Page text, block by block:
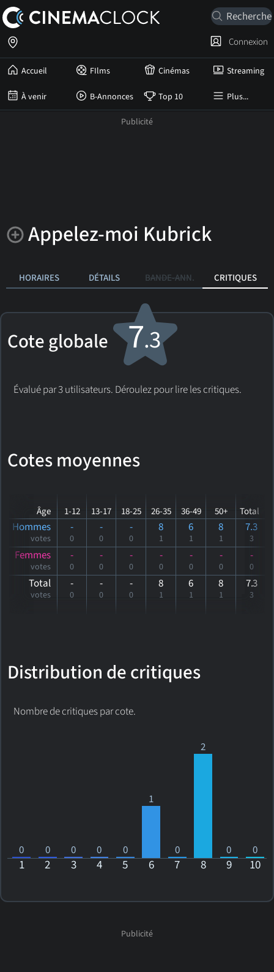
Accueil FIlms Cinémas Streaming
À venir B-Annonces Top 10 Plus...
Connexion
Appelez-moi Kubrick
HORAIRES DÉTAILS BANDE-ANN. CRITIQUES
Cote globale 7.3
Évalué par 3 utilisateurs. Déroulez pour lire les critiques.
Cotes moyennes
Âge 1-12 13-17 18-25 26-35 36-49 50+ Total
Hommes
votes
-
0
-
0
-
0
8
1
6
1
8
1
7.3
3
Femmes
votes
-
0
-
0
-
0
-
0
-
0
-
0
-
0
Total
votes
-
0
-
0
-
0
8
1
6
1
8
1
7.3
3
Distribution de critiques
Nombre de critiques par cote.
0 0 0 0 0
1
0
2
0 0
1 2 3 4 5 6 7 8 9 10